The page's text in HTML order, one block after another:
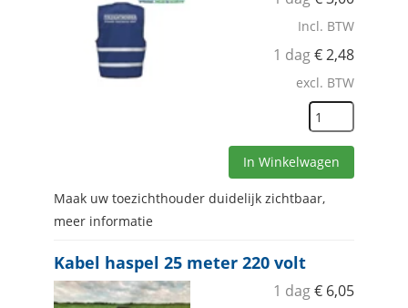
Incl. BTW
1 dag€2,48
excl. BTW
In Winkelwagen
Maak uw toezichthouder duidelijk zichtbaar,
meer informatie
Kabel haspel 25 meter 220 volt
1 dag€ 6,05